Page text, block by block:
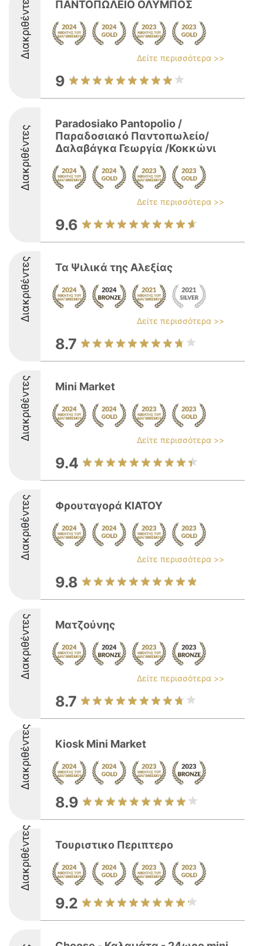
Διακριθέντες ΠΑΝΤΟΠΩΛΕΙΟ ΟΛΥΜΠΟΣ
Δείτε περισσότερα >>
9
Διακριθέντες
Paradosiako Pantopolio /
Παραδοσιακό Παντοπωλείο/
Δαλαβάγκα Γεωργία /Κοκκώνι
Δείτε περισσότερα >>
9.6
Διακριθέντες Τα Ψιλικά της Αλεξίας
Δείτε περισσότερα >>
8.7
Διακριθέντες Mini Market
Δείτε περισσότερα >>
9.4
Διακριθέντες Φρουταγορά ΚΙΑΤΟΥ
Δείτε περισσότερα >>
9.8
Διακριθέντες Ματζούνης
Δείτε περισσότερα >>
8.7
Διακριθέντες Kiosk Mini Market
8.9
Διακριθέντες Τουριστικο Περιπτερο
9.2